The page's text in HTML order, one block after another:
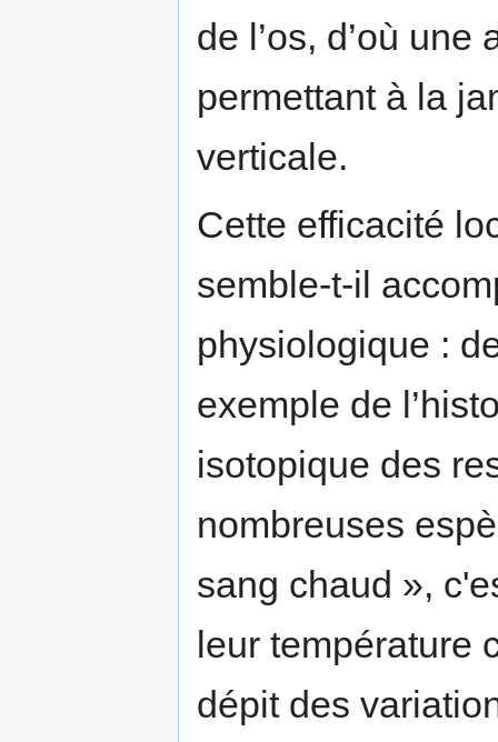
de l’os, d’où
permettant à la
verticale.
Cette efficacité
semble-t-il
physiologique :
exemple de
isotopique des
nombreuses
sang chaud »,
leur température
dépit des